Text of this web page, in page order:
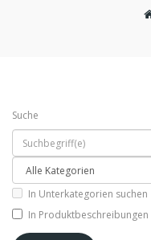
Suche
In Unterkategorien suchen
In Produktbeschreibungen